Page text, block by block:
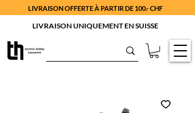
LIVRAISON OFFERTE À PARTIR DE 100.- CHF
LIVRAISON UNIQUEMENT EN SUISSE